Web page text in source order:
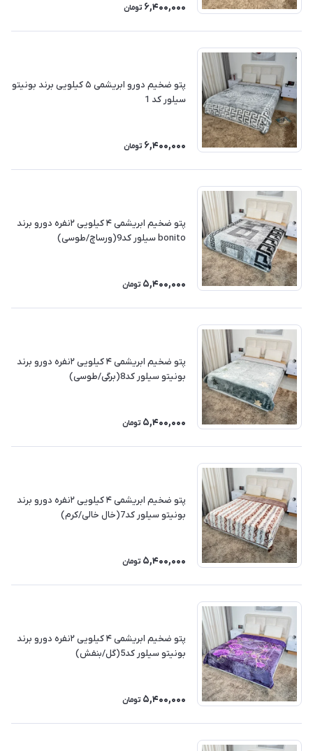
6,400,000 تومان
پتو ضخیم دورو ابریشمی ۵ کیلویی برند بونیتو
سیلور کد 1
6,400,000 تومان
پتو ضخیم ابریشمی ۴ کیلویی ۲نفره دورو برند
bonito سیلور کد9(ورساچ/طوسی)
5,400,000 تومان
پتو ضخیم ابریشمی ۴ کیلویی ۲نفره دورو برند
بونیتو سیلور کد8(برگی/طوسی)
5,400,000 تومان
پتو ضخیم ابریشمی ۴ کیلویی ۲نفره دورو برند
بونیتو سیلور کد7(خال خالی/کرم)
5,400,000 تومان
پتو ضخیم ابریشمی ۴ کیلویی ۲نفره دورو برند
بونیتو سیلور کد5(گل/بنفش)
5,400,000 تومان